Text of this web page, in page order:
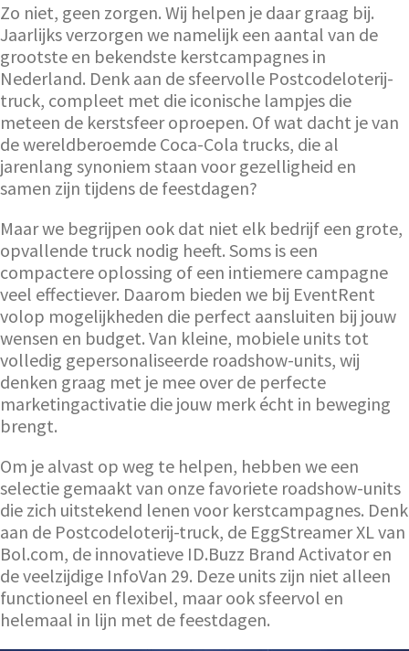
Zo niet, geen zorgen. Wij helpen je daar graag bij.
Jaarlijks verzorgen we namelijk een aantal van de
grootste en bekendste kerstcampagnes in
Nederland. Denk aan de sfeervolle Postcodeloterij-
truck, compleet met die iconische lampjes die
meteen de kerstsfeer oproepen. Of wat dacht je van
de wereldberoemde Coca-Cola trucks, die al
jarenlang synoniem staan voor gezelligheid en
samen zijn tijdens de feestdagen?
Maar we begrijpen ook dat niet elk bedrijf een grote,
opvallende truck nodig heeft. Soms is een
compactere oplossing of een intiemere campagne
veel effectiever. Daarom bieden we bij EventRent
volop mogelijkheden die perfect aansluiten bij jouw
wensen en budget. Van kleine, mobiele units tot
volledig gepersonaliseerde roadshow-units, wij
denken graag met je mee over de perfecte
marketingactivatie die jouw merk écht in beweging
brengt.
Om je alvast op weg te helpen, hebben we een
selectie gemaakt van onze favoriete roadshow-units
die zich uitstekend lenen voor kerstcampagnes. Denk
aan de Postcodeloterij-truck, de EggStreamer XL van
Bol.com, de innovatieve ID.Buzz Brand Activator en
de veelzijdige InfoVan 29. Deze units zijn niet alleen
functioneel en flexibel, maar ook sfeervol en
helemaal in lijn met de feestdagen.